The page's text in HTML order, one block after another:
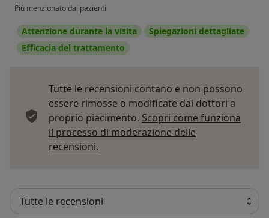
Più menzionato dai pazienti
Attenzione durante la visita
Spiegazioni dettagliate
Efficacia del trattamento
Tutte le recensioni contano e non possono
essere rimosse o modificate dai dottori a
proprio piacimento. Scopri come funziona
il processo di moderazione delle
recensioni.